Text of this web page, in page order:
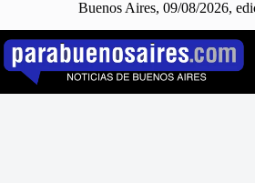
Buenos Aires, 09/08/2026,
Saltar
contenido